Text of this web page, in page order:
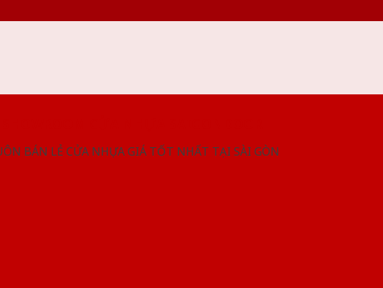
BÁN LẺ CỬA NHỰA GIÁ TỐT NHẤT TẠI SÀI GÒN